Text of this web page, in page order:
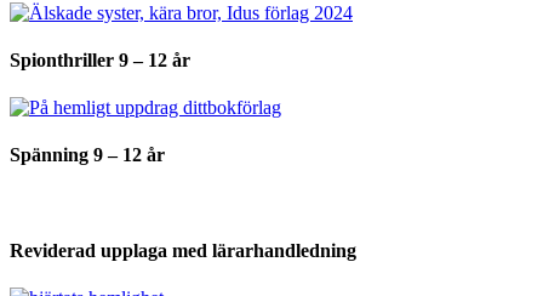
Spionthriller 9 – 12 år
Spänning 9 – 12 år
Reviderad upplaga med lärarhandledning